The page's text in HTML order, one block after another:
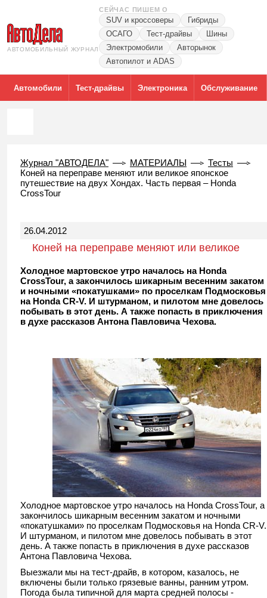
АВТОМОБИЛЬНЫЙ ЖУРНАЛ
СЕЙЧАС ПИШЕМ О
SUV и кроссоверы
Гибриды
ОСАГО
Тест-драйвы
Шины
Электромобили
Авторынок
Автопилот и ADAS
Автомобили Тест-драйвы Электроника Обслуживание
Журнал "АВТОДЕЛА" МАТЕРИАЛЫ
Тесты
Коней на переправе меняют или великое японское
путешествие на двух Хондах. Часть первая – Honda
CrossTour
26.04.2012
Коней на переправе меняют или великое
японское путешествие на двух Хондах.
Часть первая – Honda CrossTour
Холодное мартовское утро началось на Honda
CrossTour, а закончилось шикарным весенним закатом
и ночными «покатушками» по проселкам Подмосковья
на Honda CR-V. И штурманом, и пилотом мне довелось
побывать в этот день. А также попасть в приключения
в духе рассказов Антона Павловича Чехова.
Холодное мартовское утро началось на Honda CrossTour, а
закончилось шикарным весенним закатом и ночными
«покатушками» по проселкам Подмосковья на Honda CR-V.
И штурманом, и пилотом мне довелось побывать в этот
день. А также попасть в приключения в духе рассказов
Антона Павловича Чехова.
Выезжали мы на тест-драйв, в котором, казалось, не
включены были только грязевые ванны, ранним утром.
Погода была типичной для марта средней полосы -